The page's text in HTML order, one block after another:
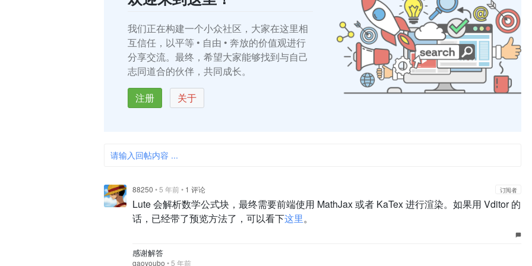
我们正在构建一个小众社区，大家在这里相
互信任，以平等 • 自由 • 奔放的价值观进行
分享交流。最终，希望大家能够找到与自己
志同道合的伙伴，共同成长。
注册
关于
请输入回帖内容 ...
88250 •5 年前• 1 评论 订阅者
Lute 会解析数学公式块，最终需要前端使用 MathJax 或者 KaTex 进行渲染。如果用 Vditor 的
话，已经带了预览方法了，可以看下这里。
感谢解答
gaoyoubo •5 年前